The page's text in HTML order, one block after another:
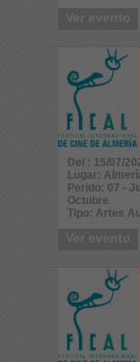
Del : 15/07/
Lugar:
Perido: 07 -
Octubre
Tipo: Artes